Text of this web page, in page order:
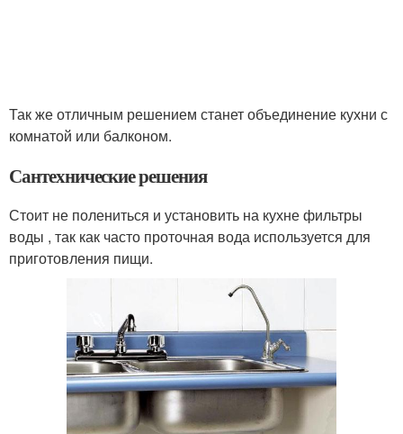
Так же отличным решением станет объединение кухни с
комнатой или балконом.
Сантехнические решения
Стоит не полениться и установить на кухне фильтры
воды , так как часто проточная вода используется для
приготовления пищи.